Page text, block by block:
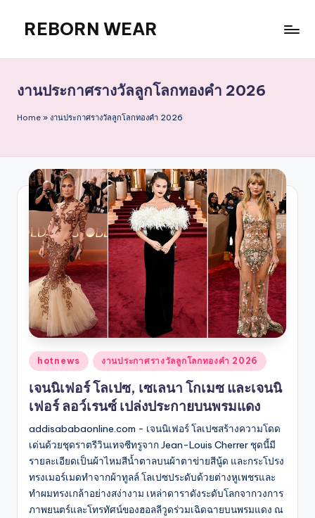
content
REBORN WEAR
งานประกาศรางวัลลูกโลกทองคำ 2026
Home » งานประกาศรางวัลลูกโลกทองคำ 2026
Posted
in
hotnews งานประกาศรางวัลลูกโลกทองคำ 2026
เจนนิเฟอร์ โลเปซ, เซเลนา โกเมซ และเจนนิ
เฟอร์ ลอว์เรนซ์ เปล่งประกายบนพรมแดง
addisababaonline.com - เจนนิเฟอร์ โลเปซสร้างความโดด
เด่นด้วยชุดราตรีวินเทจซีทรูจาก Jean-Louis Cherrer ชุดนี้มี
รายละเอียดเป็นผ้าไหมสีน้ำตาลบนผ้าตาข่ายสีนู้ด และกระโปรง
ทรงเมอร์เมดทำจากผ้าทูลล์ โลเปซประดับด้วยต่างหูเพชรและ
ทำผมทรงเกล้าอย่างสง่างาม เหล่าดาราดังระดับโลกจากวงการ
ภาพยนตร์และโทรทัศน์ของฮอลลีวูดร่วมเฉิดฉายบนพรมแดง ณ